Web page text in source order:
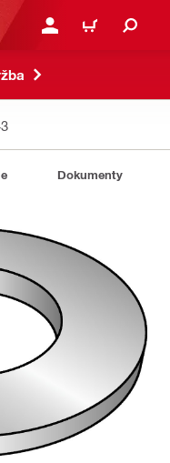
PRIHLÁSIŤ ALEBO
KOŠÍK
Dokumenty